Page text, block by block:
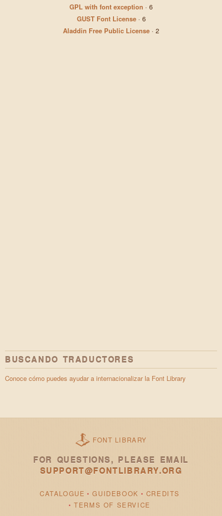
GPL with font exception · 6
GUST Font License· 6
Aladdin Free Public License · 2
BUSCANDO TRADUCTORES
Conoce cómo puedes ayudar a internacionalizar la Font Library
FONT LIBRARY
FOR QUESTIONS, PLEASE EMAIL
SUPPORT@FONTLIBRARY.ORG
CATALOGUE GUIDEBOOK
CREDITS
TERMS OF SERVICE